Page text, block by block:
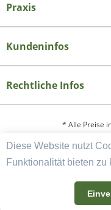
Diese Website nutzt
Funktionalität bieten zu
Praxis
Kundeninfos
Rechtliche Infos
* Alle Preise
Copyright
AGB